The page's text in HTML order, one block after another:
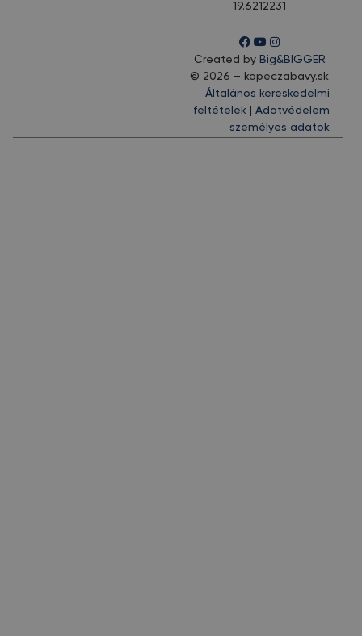
19.6212231
Created by Big&BIGGER
© 2026 – kopeczabavy.sk
Általános kereskedelmi
feltételek
Adatvédelem
személyes adatok